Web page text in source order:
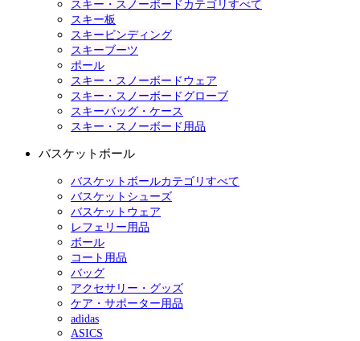
スキー・スノーボードカテゴリすべて
スキー板
スキービンディング
スキーブーツ
ポール
スキー・スノーボードウェア
スキー・スノーボードグローブ
スキーバッグ・ケース
スキー・スノーボード用品
バスケットボール
バスケットボールカテゴリすべて
バスケットシューズ
バスケットウェア
レフェリー用品
ボール
コート用品
バッグ
アクセサリー・グッズ
ケア・サポーター用品
adidas
ASICS